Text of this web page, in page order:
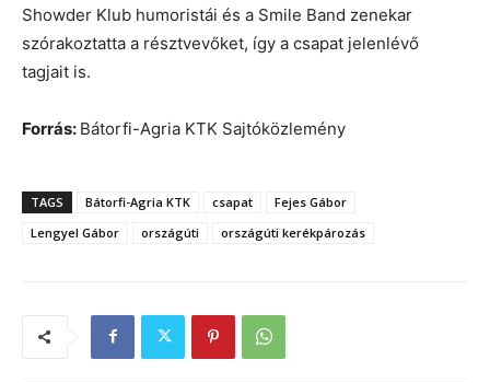
Showder Klub humoristái és a Smile Band zenekar
szórakoztatta a résztvevőket, így a csapat jelenlévő
tagjait is.
Forrás: Bátorfi-Agria KTK Sajtóközlemény
TAGS Bátorfi-Agria KTK csapat
Fejes Gábor
Lengyel Gábor
országúti országúti kerékpározás